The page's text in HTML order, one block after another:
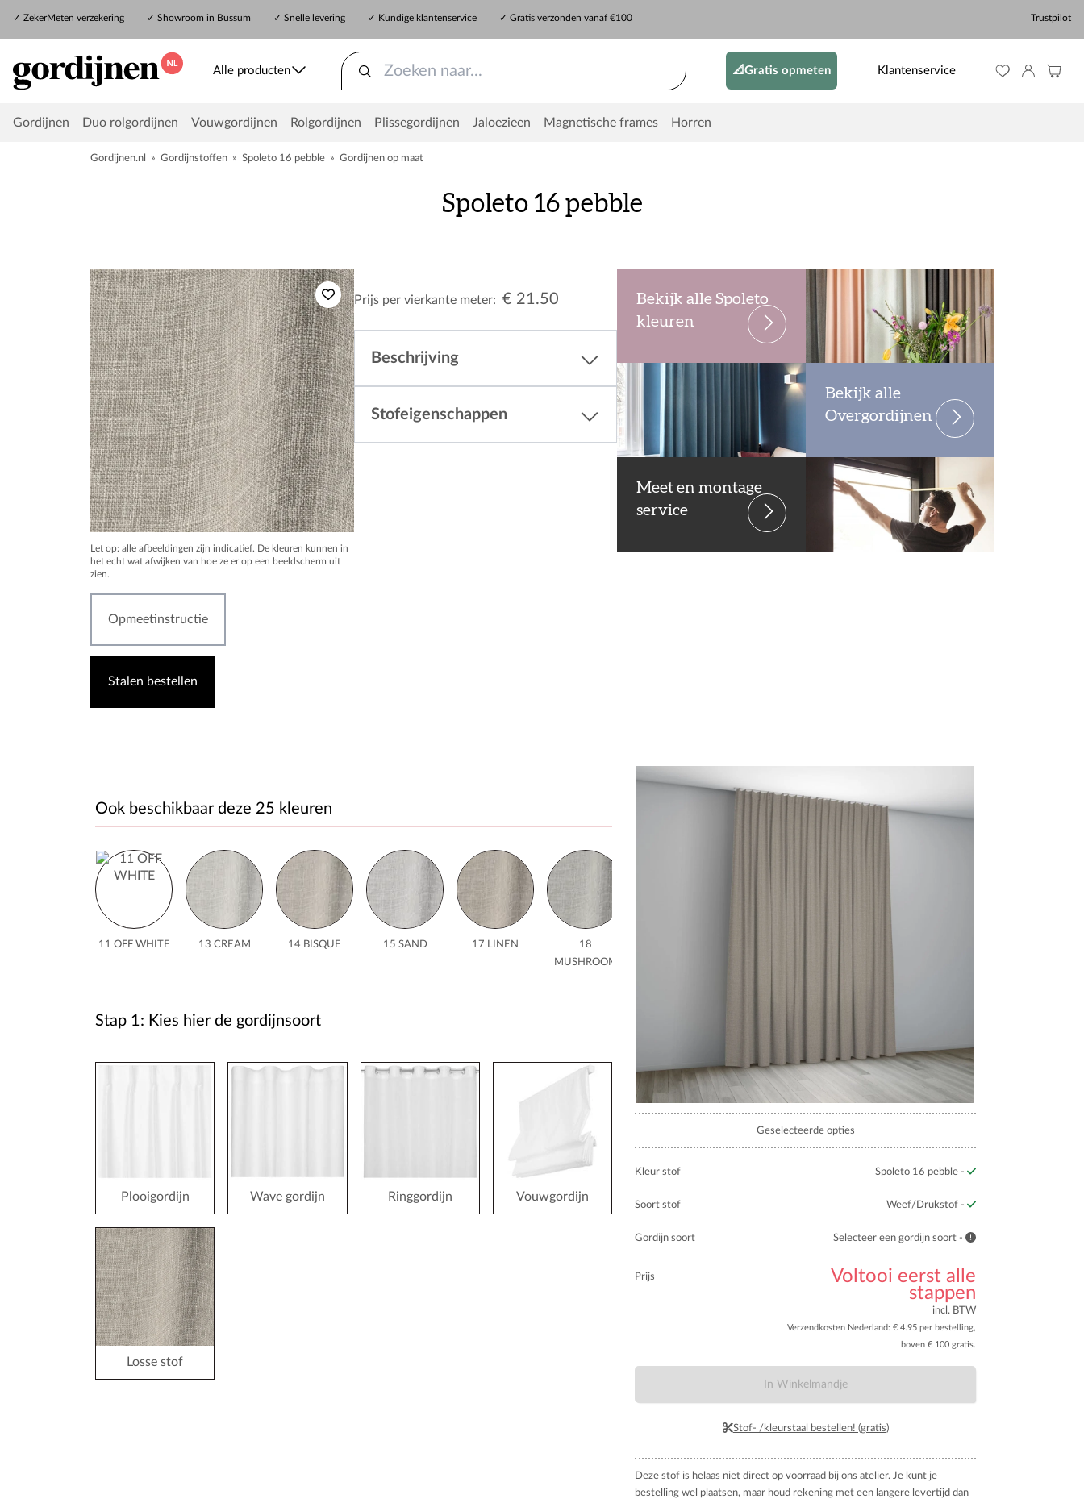
✓ ZekerMeten verzekering ✓ Showroom in Bussum ✓ Snelle levering ✓ Kundige klantenservice ✓ Gratis verzonden vanaf €100 Trustpilot
Alle producten 📐Gratis opmeten Klantenservice
Gordijnen Duo rolgordijnen Vouwgordijnen Rolgordijnen Plissegordijnen Jaloezieen Magnetische frames Horren
Gordijnen.nl » Gordijnstoffen » Spoleto 16 pebble » Gordijnen op maat
Spoleto 16 pebble
Let op: alle afbeeldingen zijn indicatief. De kleuren kunnen in
het echt wat afwijken van hoe ze er op een beeldscherm uit
zien.
Opmeetinstructie
Stalen bestellen
Prijs per vierkante meter: € 21.50
Beschrijving
Stofeigenschappen
Bekijk alle Spoleto
kleuren
Bekijk alle
Overgordijnen
Meet en montage
service
Ook beschikbaar deze 25 kleuren
11 OFF WHITE 13 CREAM 14 BISQUE 15 SAND 17 LINEN
18
MUSHROOM
Stap 1: Kies hier de gordijnsoort
Plooigordijn Wave gordijn Ringgordijn Vouwgordijn
Losse stof
Geselecteerde opties
Kleur stof Spoleto 16 pebble -
Soort stof Weef/Drukstof -
Gordijn soort Selecteer een gordijn soort -
Prijs
Voltooi eerst alle
stappen
incl. BTW
Verzendkosten Nederland: € 4.95 per bestelling,
boven € 100 gratis.
In Winkelmandje
Stof- /kleurstaal bestellen! (gratis)
Deze stof is helaas niet direct op voorraad bij ons atelier. Je kunt je
bestelling wel plaatsen, maar houd rekening met een langere levertijd dan